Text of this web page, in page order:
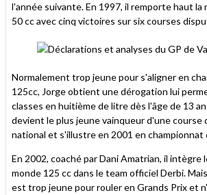
l'année suivante. En 1997, il remporte haut la
50 cc avec cinq victoires sur six courses
Normalement trop jeune pour s'aligner en
125cc, Jorge obtient une dérogation lui
classes en huitième de litre dès l'âge de 13
devient le plus jeune vainqueur d'une course
national et s'illustre en 2001 en championnat
En 2002, coaché par Dani Amatrian, il intègre
monde 125 cc dans le team officiel Derbi.
est trop jeune pour rouler en Grands Prix et